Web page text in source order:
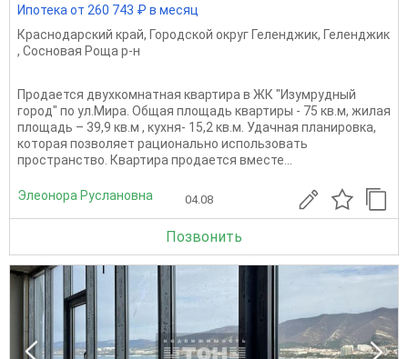
Ипотека от 260 743 ₽ в месяц
Краснодарский край, Городской округ Геленджик, Геленджик
, Сосновая Роща р-н
Продается двухкомнатная квартира в ЖК "Изумрудный
город" по ул.Мира. Общая площадь квартиры - 75 кв.м, жилая
площадь – 39,9 кв.м , кухня- 15,2 кв.м. Удачная планировка,
которая позволяет рационально использовать
пространство. Квартира продается вместе...
Элеонора Руслановна 04.08
Позвонить